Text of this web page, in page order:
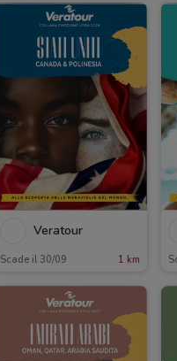
Veratour
Scade il 30/09 1 km